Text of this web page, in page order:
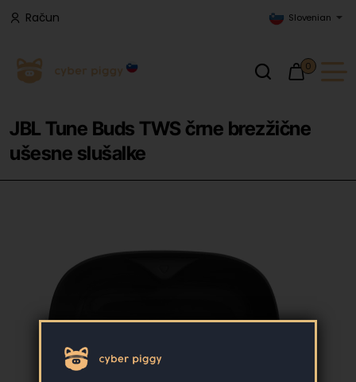
Račun Slovenian
0
JBL Tune Buds TWS črne brezžične
ušesne slušalke